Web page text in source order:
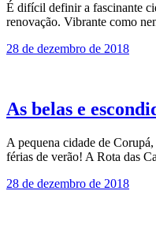
É difícil definir a fascinante
re­novação. Vibrante como
28 de dezembro de 2018
As belas e
A pequena cidade de
férias de verão! A Rota das
28 de dezembro de 2018